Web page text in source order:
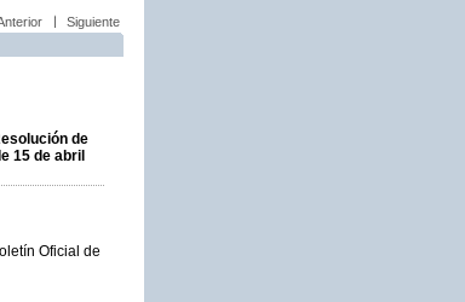
Siguiente
de
15 de abril
Oficial de